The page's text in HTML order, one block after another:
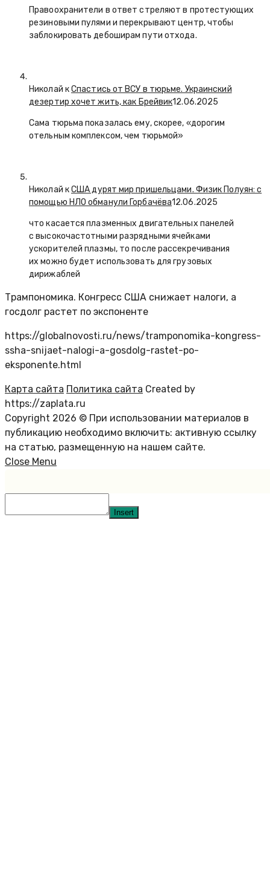
Правоохранители в ответ стреляют в протестующих
резиновыми пулями и перекрывают центр, чтобы
заблокировать дебоширам пути отхода.
Николай кСпастись от ВСУ в тюрьме. Украинский
дезертир хочет жить, как Брейвик12.06.2025
Сама тюрьма показалась ему, скорее, «дорогим
отельным комплексом, чем тюрьмой»
Николай кСША дурят мир пришельцами. Физик Полуян: с
помощью НЛО обманули Горбачёва12.06.2025
что касается плазменных двигательных панелей
с высокочастотными разрядными ячейками
ускорителей плазмы, то после рассекречивания
их можно будет использовать для грузовых
дирижаблей
Трампономика. Конгресс США снижает налоги, а
госдолг растет по экспоненте
https://globalnovosti.ru/news/tramponomika-kongress-
ssha-snijaet-nalogi-a-gosdolg-rastet-po-
eksponente.html
Карта сайта Политика сайта Created by
https://zaplata.ru
Copyright 2026 © При использовании материалов в
публикацию необходимо включить: активную ссылку
на статью, размещенную на нашем сайте.
Close Menu
Insert